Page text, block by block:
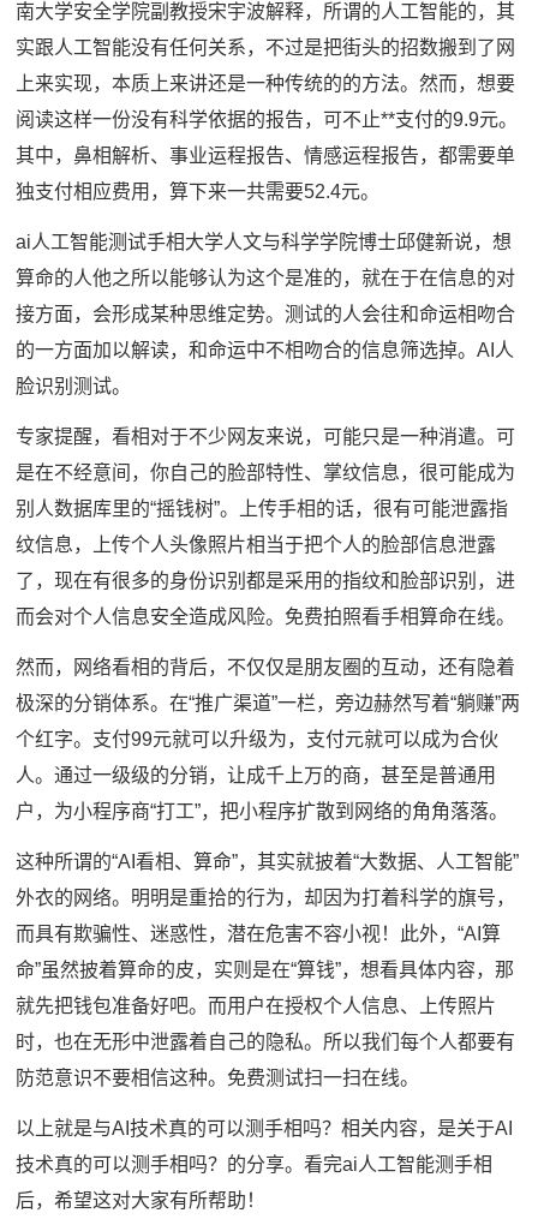
南大学安全学院副教授宋宇波解释，所谓的人工智能的，其
实跟人工智能没有任何关系，不过是把街头的招数搬到了网
上来实现，本质上来讲还是一种传统的的方法。然而，想要
阅读这样一份没有科学依据的报告，可不止**支付的9.9元。
其中，鼻相解析、事业运程报告、情感运程报告，都需要单
独支付相应费用，算下来一共需要52.4元。
ai人工智能测试手相大学人文与科学学院博士邱健新说，想
算命的人他之所以能够认为这个是准的，就在于在信息的对
接方面，会形成某种思维定势。测试的人会往和命运相吻合
的一方面加以解读，和命运中不相吻合的信息筛选掉。AI人
脸识别测试。
专家提醒，看相对于不少网友来说，可能只是一种消遣。可
是在不经意间，你自己的脸部特性、掌纹信息，很可能成为
别人数据库里的“摇钱树”。上传手相的话，很有可能泄露指
纹信息，上传个人头像照片相当于把个人的脸部信息泄露
了，现在有很多的身份识别都是采用的指纹和脸部识别，进
而会对个人信息安全造成风险。免费拍照看手相算命在线。
然而，网络看相的背后，不仅仅是朋友圈的互动，还有隐着
极深的分销体系。在“推广渠道”一栏，旁边赫然写着“躺赚”两
个红字。支付99元就可以升级为，支付元就可以成为合伙
人。通过一级级的分销，让成千上万的商，甚至是普通用
户，为小程序商“打工”，把小程序扩散到网络的角角落落。
这种所谓的“AI看相、算命”，其实就披着“大数据、人工智能”
外衣的网络。明明是重拾的行为，却因为打着科学的旗号，
而具有欺骗性、迷惑性，潜在危害不容小视！此外，“AI算
命”虽然披着算命的皮，实则是在“算钱”，想看具体内容，那
就先把钱包准备好吧。而用户在授权个人信息、上传照片
时，也在无形中泄露着自己的隐私。所以我们每个人都要有
防范意识不要相信这种。免费测试扫一扫在线。
以上就是与AI技术真的可以测手相吗？相关内容，是关于AI
技术真的可以测手相吗？的分享。看完ai人工智能测手相
后，希望这对大家有所帮助！